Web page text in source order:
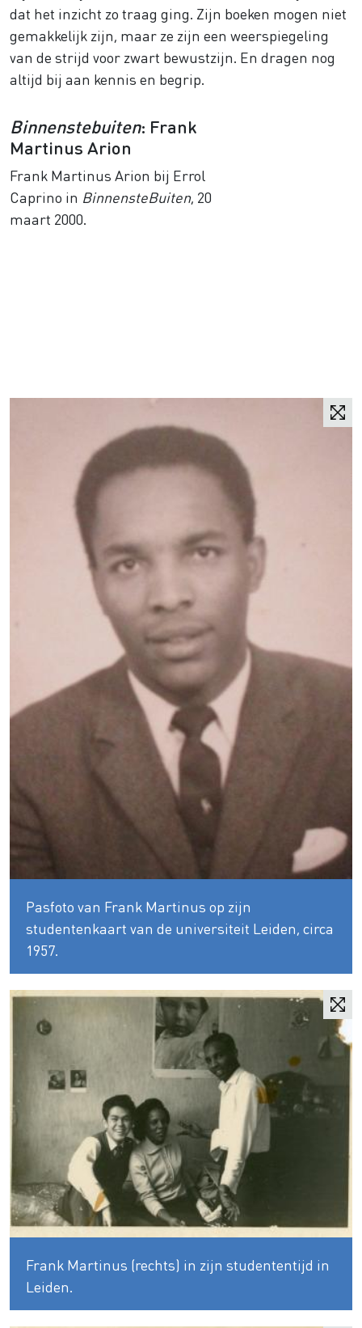
dat het inzicht zo traag ging. Zijn boeken mogen niet
gemakkelijk zijn, maar ze zijn een weerspiegeling
van de strijd voor zwart bewustzijn. En dragen nog
altijd bij aan kennis en begrip.
Binnenstebuiten: Frank
Martinus Arion
Frank Martinus Arion bij Errol
Caprino in BinnensteBuiten, 20
maart 2000.
Pasfoto van Frank Martinus op zijn
studentenkaart van de universiteit Leiden, circa
1957.
Frank Martinus (rechts) in zijn studententijd in
Leiden.